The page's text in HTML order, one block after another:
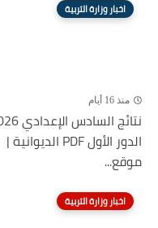
اخبار وزارة التربية
منذ 16 أيام
نتائج السادس
الدور الأول PDF الديوانية |
موقع...
اخبار وزارة التربية